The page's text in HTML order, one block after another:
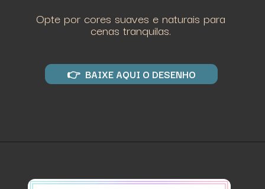
Opte por cores suaves e naturais para
cenas tranquilas.
👉 BAIXE AQUI O DESENHO